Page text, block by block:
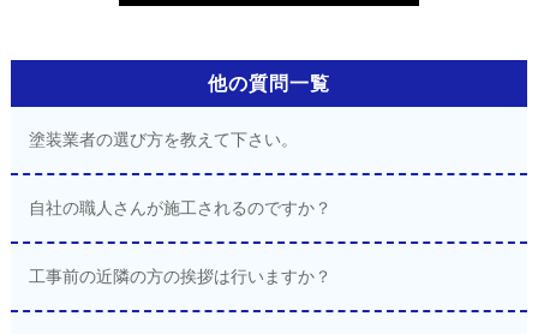
他の質問一覧
塗装業者の選び方を教えて下さい。
自社の職人さんが施工されるのですか？
工事前の近隣の方の挨拶は行いますか？